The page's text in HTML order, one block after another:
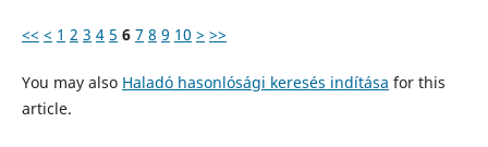
<< < 1 2 3 4 5 6 7 8 9 10 > >>
You may also Haladó hasonlósági keresés indítása for this
article.